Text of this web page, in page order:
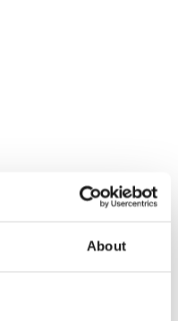
About